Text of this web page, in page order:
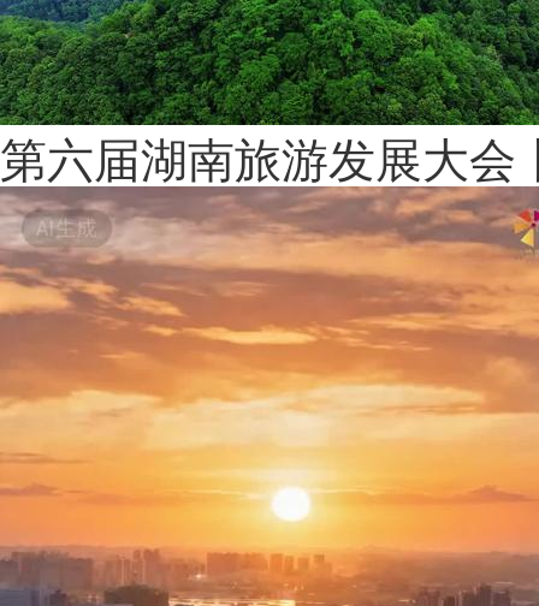
第六届湖南旅游发展大会